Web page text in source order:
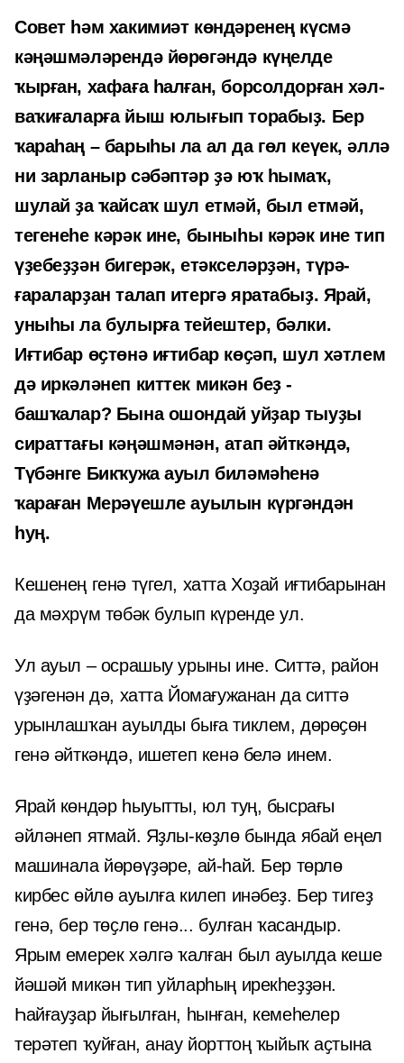
Совет һәм хакимиәт көндәренең күсмә
кәңәшмәләрендә йөрөгәндә күңелде
ҡырған, хафаға һалған, борсолдорған хәл-
ваҡиғаларға йыш юлығып торабыҙ. Бер
ҡараһаң – барыһы ла ал да гөл кеүек, әллә
ни зарланыр сәбәптәр ҙә юҡ һымаҡ,
шулай ҙа ҡайсаҡ шул етмәй, был етмәй,
тегенеһе кәрәк ине, быныһы кәрәк ине тип
үҙебеҙҙән бигерәк, етәкселәрҙән, түрә-
ғараларҙан талап итергә яратабыҙ. Ярай,
уныһы ла булырға тейештер, бәлки.
Иғтибар өҫтөнә иғтибар көҫәп, шул хәтлем
дә иркәләнеп киттек микән беҙ -
башҡалар? Бына ошондай уйҙар тыуҙы
сираттағы кәңәшмәнән, атап әйткәндә,
Түбәнге Бикҡужа ауыл биләмәһенә
ҡараған Мерәүешле ауылын күргәндән
һуң.
Кешенең генә түгел, хатта Хоҙай иғтибарынан
да мәхрүм төбәк булып күренде ул.
Ул ауыл – осрашыу урыны ине. Ситтә, район
үҙәгенән дә, хатта Йомағужанан да ситтә
урынлашҡан ауылды быға тиклем, дөрөҫөн
генә әйткәндә, ишетеп кенә белә инем.
Ярай көндәр һыуытты, юл туң, бысрағы
әйләнеп ятмай. Яҙлы-көҙлө бында ябай еңел
машинала йөрөүҙәре, ай-һай. Бер төрлө
кирбес өйлө ауылға килеп инәбеҙ. Бер тигеҙ
генә, бер төҫлө генә... булған ҡасандыр.
Ярым емерек хәлгә ҡалған был ауылда кеше
йәшәй микән тип уйларһың ирекһеҙҙән.
Һайғауҙар йығылған, һынған, кемеһелер
терәтеп ҡуйған, анау йорттоң ҡыйыҡ аҫтына